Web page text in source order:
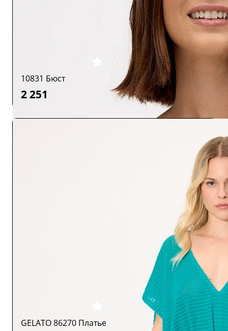
10831 Бюст
2 251
GELATO 86270 Платье